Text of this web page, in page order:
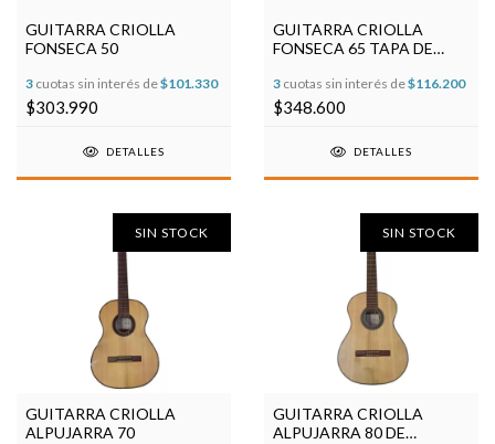
GUITARRA CRIOLLA
FONSECA 50
3 cuotas sin interés de$101.330
$303.990
DETALLES
GUITARRA CRIOLLA
FONSECA 65 TAPA DE
3 cuotas sin interés de$116.200
$348.600
DETALLES
SIN STOCK
GUITARRA CRIOLLA
ALPUJARRA 70
SIN STOCK
GUITARRA CRIOLLA
ALPUJARRA 80 DE